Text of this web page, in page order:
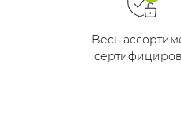
Весь